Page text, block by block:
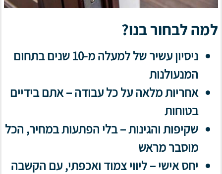
למה לבחור בנו?
ניסיון עשיר של למעלה מ-10 שנים בתחום
המנעולנות
אחריות מלאה על כל עבודה – אתם בידיים
בטוחות
שקיפות והגינות – בלי הפתעות במחיר, הכל
מוסבר מראש
יחס אישי – ליווי צמוד ואכפתי, עם הקשבה